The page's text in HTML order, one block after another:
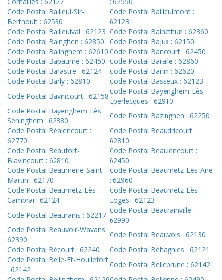
Cornailles : 62127
: 62550
Code Postal Bailleul-Sir-
Berthoult : 62580
Code Postal Bailleulmont :
62123
Code Postal Bailleulval : 62123 Code Postal Baincthun : 62360
Code Postal Bainghen : 62850
Code Postal Bajus : 62150
Code Postal Balinghem : 62610 Code Postal Bancourt : 62450
Code Postal Bapaume : 62450 Code Postal Baralle : 62860
Code Postal Barastre : 62124
Code Postal Barlin : 62620
Code Postal Barly : 62810
Code Postal Basseux : 62123
Code Postal Bavincourt : 62158
Code Postal Bayenghem-Lès-
Éperlecques : 62910
Code Postal Bayenghem-Lès-
Seninghem : 62380
Code Postal Bazinghen : 62250
Code Postal Béalencourt :
62770
Code Postal Beaudricourt :
62810
Code Postal Beaufort-
Blavincourt : 62810
Code Postal Beaulencourt :
62450
Code Postal Beaumerie-Saint-
Martin : 62170
Code Postal Beaumetz-Lès-Aire
: 62960
Code Postal Beaumetz-Lès-
Cambrai : 62124
Code Postal Beaumetz-Lès-
Loges : 62123
Code Postal Beaurains : 62217
Code Postal Beaurainville :
62990
Code Postal Beauvoir-Wavans :
62390
Code Postal Beauvois : 62130
Code Postal Bécourt : 62240
Code Postal Béhagnies : 62121
Code Postal Belle-Et-Houllefort
: 62142
Code Postal Bellebrune : 62142